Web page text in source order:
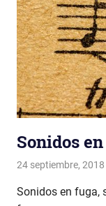
Sonidos
24 septiembre, 2018
Sonidos en fuga,